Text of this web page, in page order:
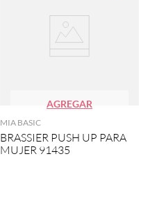
AGREGAR
MIA BASIC
BRASSIER PUSH UP PARA
MUJER 91435